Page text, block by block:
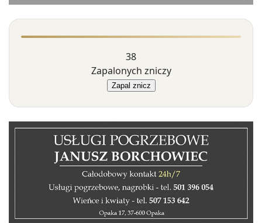
38
Zapalonych zniczy
Zapal znicz